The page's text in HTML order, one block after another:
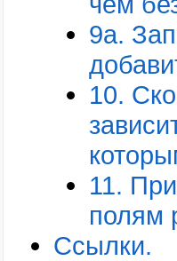
9a.
10.
11.
полям
Ссылки.